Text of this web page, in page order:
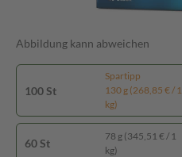
Abbildung kann abweichen
100 St
Spartipp
130 g (268,85 € / 1
kg)
60 St
78 g (345,51 € / 1
kg)